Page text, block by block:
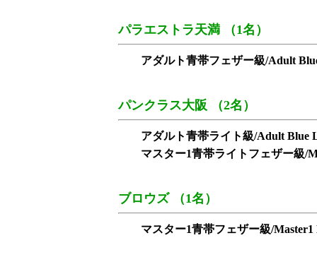
パラエストラ天満 （1名）
アダルト青帯フェザー級/Adult
パンクラス大阪 （2名）
アダルト青帯ライト級/Adult Blue
マスター1青帯ライトフェザー級/
ブロウズ （1名）
マスター1青帯フェザー級/Master1